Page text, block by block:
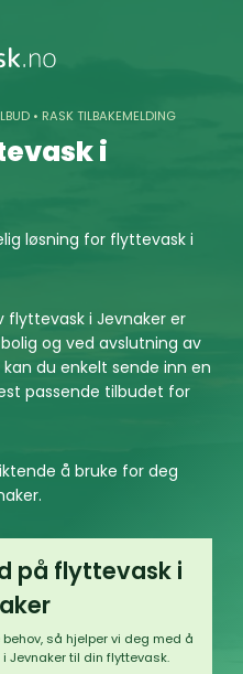
• RASK TILBAKEMELDING
i
løsning for flyttevask i
flyttevask i Jevnaker er
og ved avslutning av
du enkelt sende inn en
passende tilbudet for
å bruke for deg
på flyttevask i
så hjelper vi deg med å
Jevnaker til din flyttevask.